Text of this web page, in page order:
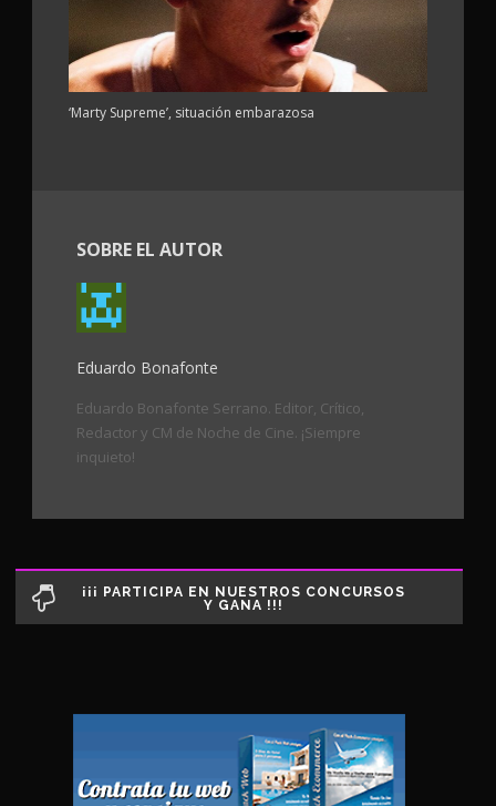
‘Marty Supreme’, situación embarazosa
SOBRE EL AUTOR
Eduardo Bonafonte
Eduardo Bonafonte Serrano. Editor, Crítico,
Redactor y CM de Noche de Cine. ¡Siempre
inquieto!
¡¡¡ PARTICIPA EN NUESTROS CONCURSOS
Y GANA !!!